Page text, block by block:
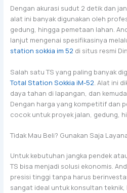
Dengan akurasi sudut 2 detik dan
alat ini banyak digunakan oleh
gedung, hingga pemetaan lahan.
lanjut mengenai spesifikasinya
station sokkia im 52 di situs resmi
Salah satu TS yang paling banyak
Total Station Sokkia iM-52. Alat ini
daya tahan di lapangan, dan
Dengan harga yang kompetitif dan
cocok untuk proyek jalan, gedung,
Tidak Mau Beli? Gunakan Saja
Untuk kebutuhan jangka pendek
TS bisa menjadi solusi ekonomis.
presisi tinggi tanpa harus
sangat ideal untuk konsultan